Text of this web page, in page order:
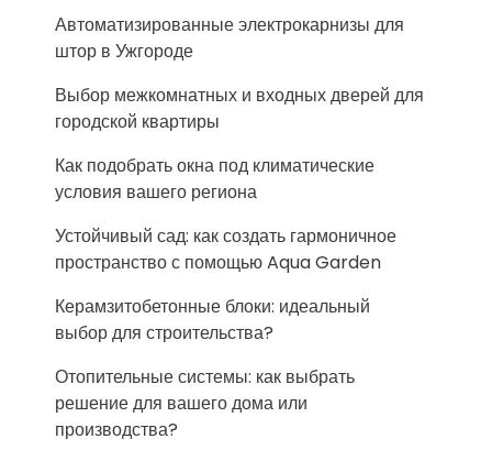
Автоматизированные электрокарнизы для
штор в Ужгороде
Выбор межкомнатных и входных дверей для
городской квартиры
Как подобрать окна под климатические
условия вашего региона
Устойчивый сад: как создать гармоничное
пространство с помощью Aqua Garden
Керамзитобетонные блоки: идеальный
выбор для строительства?
Отопительные системы: как выбрать
решение для вашего дома или
производства?